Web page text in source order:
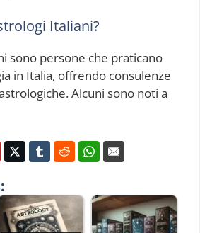
Italiani?
sono persone che praticano
in Italia, offrendo consulenze
Alcuni sono noti a